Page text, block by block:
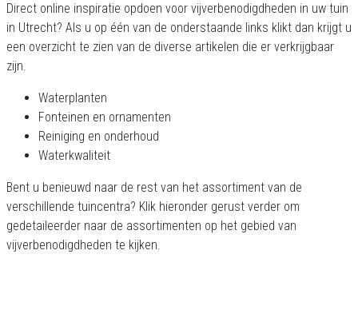
Direct online inspiratie opdoen voor vijverbenodigdheden in uw tuin
in Utrecht? Als u op één van de onderstaande links klikt dan krijgt u
een overzicht te zien van de diverse artikelen die er verkrijgbaar
zijn.
Waterplanten
Fonteinen en ornamenten
Reiniging en onderhoud
Waterkwaliteit
Bent u benieuwd naar de rest van het assortiment van de
verschillende tuincentra? Klik hieronder gerust verder om
gedetaileerder naar de assortimenten op het gebied van
vijverbenodigdheden te kijken.